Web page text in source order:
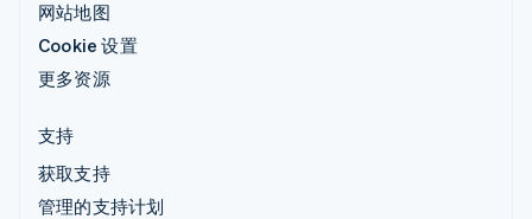
网站地图
Cookie 设置
更多资源
支持
获取支持
管理的支持计划